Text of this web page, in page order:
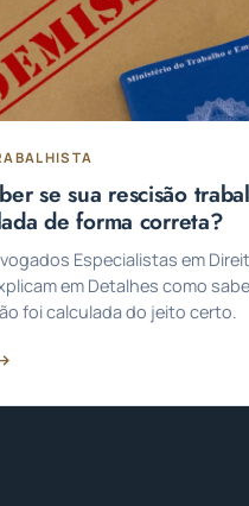
se sua rescisão
de forma correta?
Especialistas em
em Detalhes como
foi calculada do jeito certo.